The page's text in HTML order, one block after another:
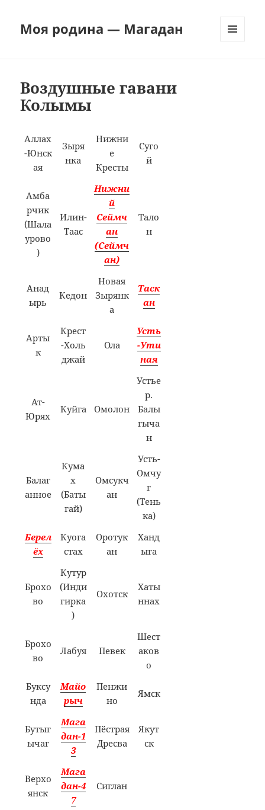
Моя родина — Магадан
Воздушные гавани
Колымы
Аллах
-Юнск
ая
Зыря
нка
Нижни
е
Кресты
Суго
й
Амба
рчик
(Шала
урово
)
Илин-
Таас
Нижни
й
Сеймч
ан
(Сеймч
ан)
Тало
н
Анад
ырь
Кедон
Новая
Зырянк
а
Таск
ан
Арты
к
Крест
-Холь
джай
Ола
Усть
-Ути
ная
Ат-
Юрях
Куйга Омолон
Устье
р.
Балы
гыча
н
Балаг
анное
Кума
х
(Баты
гай)
Омсукч
ан
Усть-
Омчу
г
(Тень
ка)
Берел
ёх
Куога
стах
Оротук
ан
Ханд
ыга
Брохо
во
Кутур
(Инди
гирка
)
Охотск
Хаты
ннах
Брохо
во
Лабуя Певек
Шест
аков
о
Буксу
нда
Майо
рыч
Пенжи
но
Ямск
Бутыг
ычаг
Мага
дан-1
3
Пёстрая
Дресва
Якут
ск
Верхо
янск
Мага
дан-4
7
Сиглан